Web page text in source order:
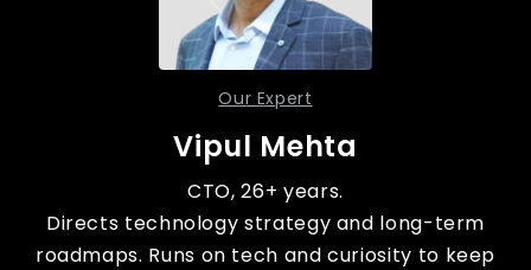
Our Expert
Vipul Mehta
CTO, 26+ years.
Directs technology strategy and long-term
roadmaps. Runs on tech and curiosity to keep